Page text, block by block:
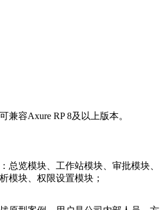
兼容Axure RP 8及以上版本。
总览模块、工作站模块、审批模块、
模块、权限设置模块；